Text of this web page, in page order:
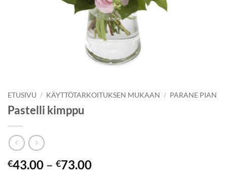
ETUSIVU / KÄYTTÖTARKOITUKSEN MUKAAN / PARANE PIAN
Pastelli kimppu
€43.00 – €73.00